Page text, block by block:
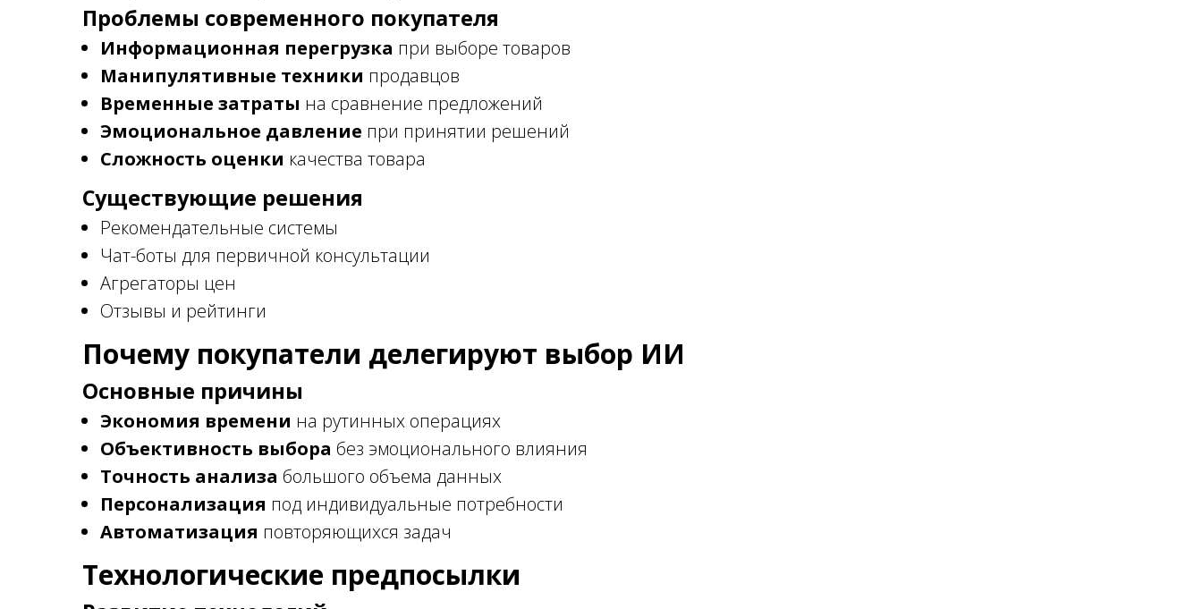
Проблемы современного покупателя
Информационная перегрузка при выборе товаров
Манипулятивные техники продавцов
Временные затраты на сравнение предложений
Эмоциональное давление при принятии решений
Сложность оценки качества товара
Существующие решения
Рекомендательные системы
Чат-боты для первичной консультации
Агрегаторы цен
Отзывы и рейтинги
Почему покупатели делегируют выбор ИИ
Основные причины
Экономия времени на рутинных операциях
Объективность выбора без эмоционального влияния
Точность анализа большого объема данных
Персонализация под индивидуальные потребности
Автоматизация повторяющихся задач
Технологические предпосылки